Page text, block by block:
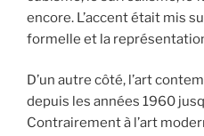
encore. L’accent était mis
formelle et la
D’un autre côté, l’art
depuis les années 1960
Contrairement à l’art